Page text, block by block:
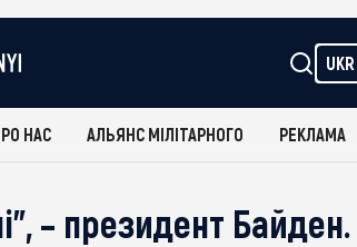
UKR
НАС АЛЬЯНС МІЛІТАРНОГО РЕКЛАМА
– президент Байден.